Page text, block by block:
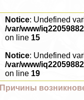
Notice: Undefined
/var/www/
on line 15
Notice: Undefined
/var/www/
on line 19
Причины